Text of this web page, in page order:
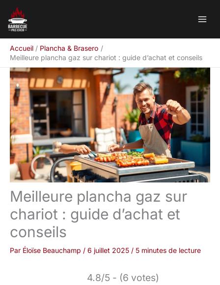
contenu
Accueil
Plancha & Brasero
Meilleure plancha gaz sur chariot : guide d’achat et conseils
Meilleure plancha gaz sur
chariot : guide d’achat et
conseils
Par Éloïse Beauchamp / 6 juillet 2025 / 5 minutes de lecture
4.8/5 - (6 votes)
Rechercher